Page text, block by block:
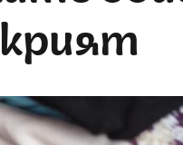
крият